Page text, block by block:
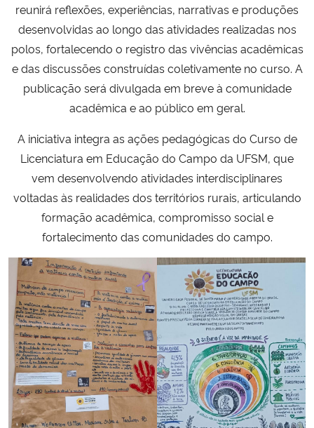
reunirá reflexões, experiências, narrativas e produções
desenvolvidas ao longo das atividades realizadas nos
polos, fortalecendo o registro das vivências acadêmicas
e das discussões construídas coletivamente no curso. A
publicação será divulgada em breve à comunidade
acadêmica e ao público em geral.
A iniciativa integra as ações pedagógicas do Curso de
Licenciatura em Educação do Campo da UFSM, que
vem desenvolvendo atividades interdisciplinares
voltadas às realidades dos territórios rurais, articulando
formação acadêmica, compromisso social e
fortalecimento das comunidades do campo.